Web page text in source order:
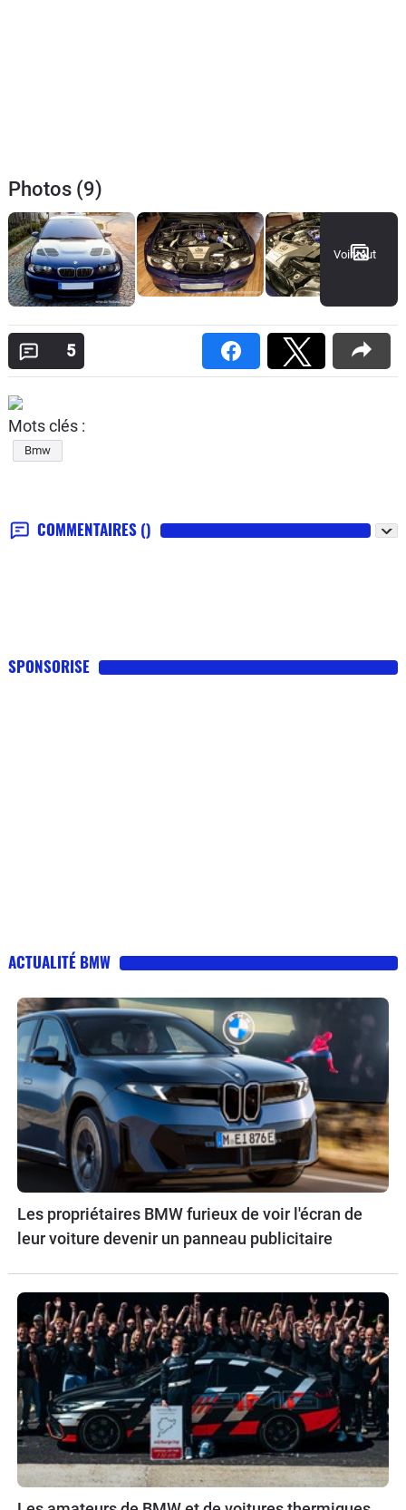
Photos (9)
Voir tout
5
Mots clés :
Bmw
COMMENTAIRES ()
SPONSORISE
ACTUALITÉ BMW
Les propriétaires BMW furieux de voir l'écran de
leur voiture devenir un panneau publicitaire